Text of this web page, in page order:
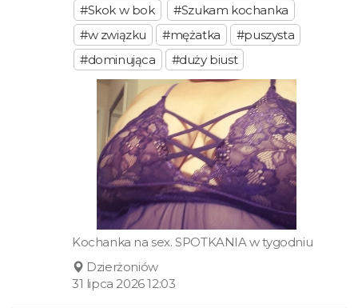
#Skok w bok
#Szukam kochanka
#w związku
#mężatka
#puszysta
#dominująca
#duży biust
Kochanka na sex. SPOTKANIA w tygodniu
Dzierżoniów
31 lipca 2026 12:03